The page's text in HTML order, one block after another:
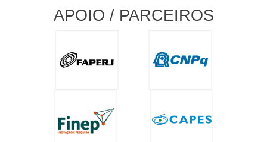
APOIO / PARCEIROS